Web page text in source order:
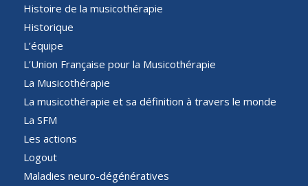
Histoire de la musicothérapie
Historique
L’équipe
L’Union Française pour la Musicothérapie
La Musicothérapie
La musicothérapie et sa définition à travers le monde
La SFM
Les actions
Logout
Maladies neuro-dégénératives